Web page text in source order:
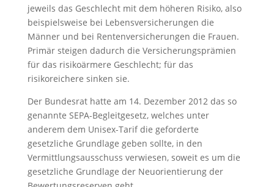
jeweils das Geschlecht mit dem höheren Risiko, also
beispielsweise bei Lebensversicherungen die
Männer und bei Rentenversicherungen die Frauen.
Primär steigen dadurch die Versicherungsprämien
für das risikoärmere Geschlecht; für das
risikoreichere sinken sie.
Der Bundesrat hatte am 14. Dezember 2012 das so
genannte SEPA-Begleitgesetz, welches unter
anderem dem Unisex-Tarif die geforderte
gesetzliche Grundlage geben sollte, in den
Vermittlungsausschuss verwiesen, soweit es um die
gesetzliche Grundlage der Neuorientierung der